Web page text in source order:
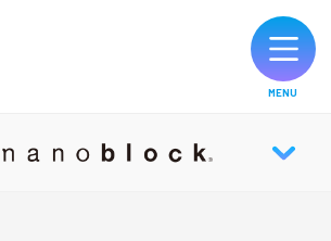
オリジナルブランド一覧
MENU